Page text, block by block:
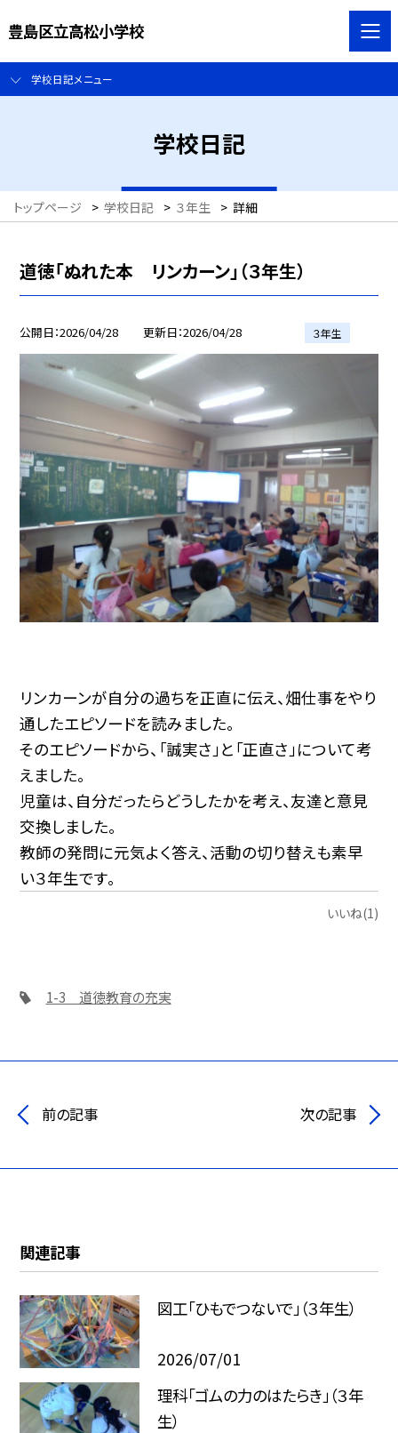
豊島区立高松小学校
学校日記メニュー
学校日記
トップページ > 学校日記 > ３年生 > 詳細
道徳「ぬれた本 リンカーン」（３年生）
公開日 2026/04/28 更新日 2026/04/28 ３年生
リンカーンが自分の過ちを正直に伝え、畑仕事をやり
通したエピソードを読みました。
そのエピソードから、「誠実さ」と「正直さ」について考
えました。
児童は、自分だったらどうしたかを考え、友達と意見
交換しました。
教師の発問に元気よく答え、活動の切り替えも素早
い３年生です。
いいね(1)
1-3 道徳教育の充実
前の記事 次の記事
関連記事
図工「ひもでつないで」（３年生）
2026/07/01
理科「ゴムの力のはたらき」（３年
生）